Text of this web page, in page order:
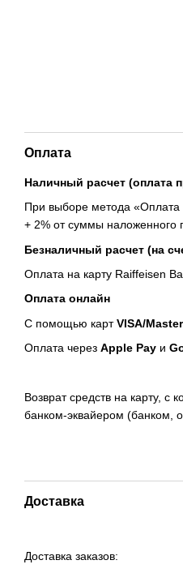
Оплата
Наличный расчет (оплата
При выборе метода «Оплата
+ 2% от суммы наложенного
Безналичный расчет (на
Оплата на карту Raiffeisen
Оплата онлайн
С помощью картVISA/
Оплата через Apple Pay и
Возврат средств на карту, с
банком-эквайером (банком,
Доставка
Доставка заказов: